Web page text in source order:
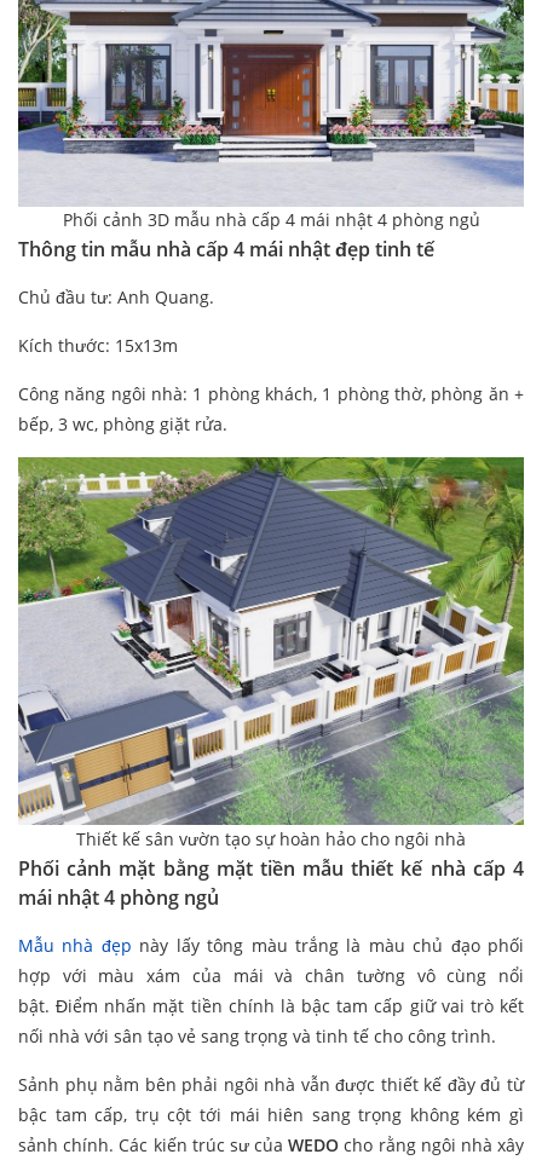
Phối cảnh 3D mẫu nhà cấp 4 mái nhật 4 phòng ngủ
Thông tin mẫu nhà cấp 4 mái nhật đẹp tinh tế
Chủ đầu tư: Anh Quang.
Kích thước: 15x13m
Công năng ngôi nhà: 1 phòng khách, 1 phòng thờ, phòng ăn +
bếp, 3 wc, phòng giặt rửa.
Thiết kế sân vườn tạo sự hoàn hảo cho ngôi nhà
Phối cảnh mặt bằng mặt tiền mẫu thiết kế nhà cấp 4
mái nhật 4 phòng ngủ
Mẫu nhà đẹp này lấy tông màu trắng là màu chủ đạo phối
hợp với màu xám của mái và chân tường vô cùng nổi
bật. Điểm nhấn mặt tiền chính là bậc tam cấp giữ vai trò kết
nối nhà với sân tạo vẻ sang trọng và tinh tế cho công trình.
Sảnh phụ nằm bên phải ngôi nhà vẫn được thiết kế đầy đủ từ
bậc tam cấp, trụ cột tới mái hiên sang trọng không kém gì
sảnh chính. Các kiến trúc sư củaWEDO cho rằng ngôi nhà xây